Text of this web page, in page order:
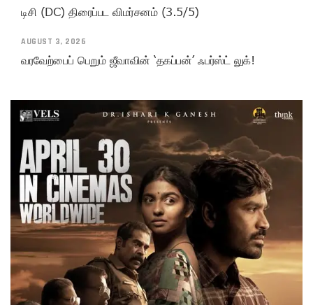
டிசி (DC) திரைப்பட விமர்சனம் (3.5/5)
AUGUST 3, 2026
வரவேற்பைப் பெறும் ஜீவாவின் ‘தகப்பன்’ ஃபர்ஸ்ட் லுக்!